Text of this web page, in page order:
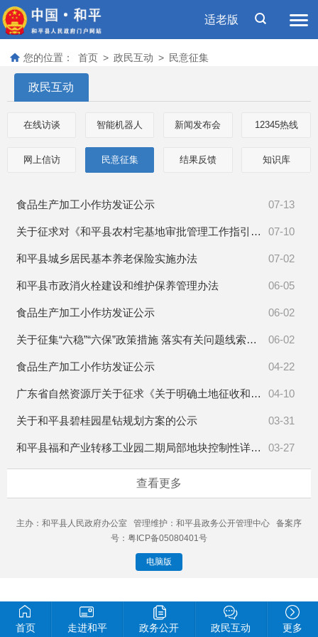
适老版
您的位置： 首页 > 政民互动 > 民意征集
政民互动
在线访谈 智能机器人 新闻发布会 12345热线
网上信访 民意征集 结果反馈 知识库
07-13
食品生产加工小作坊发证公示
07-10
关于征求对《和平县农村宅基地审批管理工作指引（试行）》意见的函
07-02
和平县城乡居民基本养老保险实施办法
06-05
和平县市政消火栓建设和维护保养管理办法
06-02
食品生产加工小作坊发证公示
06-02
关于征集“六稳”“六保”政策措施 落实有关问题线索和意见建议的公告
04-22
食品生产加工小作坊发证公示
04-10
广东省自然资源厅关于征求《关于明确土地征收和建设用地审查报批有关问题的通知》（征求意见稿）意见的公告
03-31
关于和平县碧桂园星钻规划方案的公示
03-27
和平县福和产业转移工业园二期局部地块控制性详细规划修编草案公告
查看更多
主办：和平县人民政府办公室 管理维护：和平县政务公开管理中心 备案序
号：粤ICP备05080401号
电脑版
首页 走进和平 政务公开 政民互动 更多